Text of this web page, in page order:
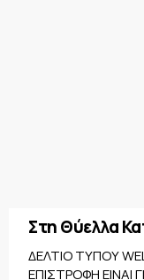
Στη Θύελλα
ΔΕΛΤΙΟ ΤΥΠΟΥ
ΕΠΙΣΤΡΟΦΗ ΕΙΝΑΙ